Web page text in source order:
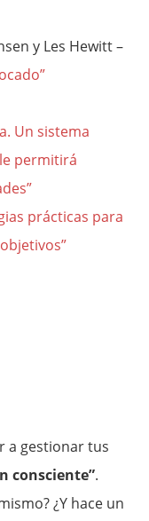
y Les Hewitt –
Un sistema
permitirá
prácticas para
a gestionar tus
consciente”.
¿Y hace un